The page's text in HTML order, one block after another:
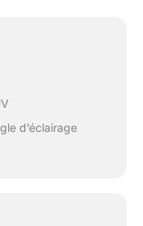
d’éclairage